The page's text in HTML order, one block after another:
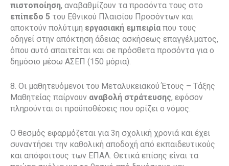
πιστοποίηση, αναβαθμίζουν τα προσόντα τους στο
επίπεδο 5 του Εθνικού Πλαισίου Προσόντων και
αποκτούν πολύτιμη εργασιακή εμπειρία που τους
οδηγεί στην απόκτηση άδειας ασκήσεως επαγγέλματος,
όπου αυτό απαιτείται και σε πρόσθετα προσόντα για ο
δημόσιο μέσω ΑΣΕΠ (150 μόρια).
8. Οι μαθητευόμενοι του Μεταλυκειακού Έτους – Τάξης
Μαθητείας παίρνουν αναβολή στράτευσης, εφόσον
πληρούνται οι προϋποθέσεις που ορίζει ο νόμος.
Ο θεσμός εφαρμόζεται για 3η σχολική χρονιά και έχει
συναντήσει την καθολική αποδοχή από εκπαιδευτικούς
και απόφοιτους των ΕΠΑΛ. Θετικά επίσης είναι τα